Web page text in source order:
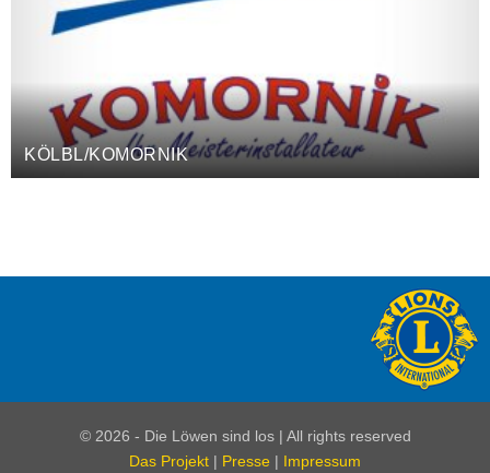
KÖLBL/KOMORNIK
© 2026 - Die Löwen sind los | All rights reserved
Das Projekt | Presse | Impressum